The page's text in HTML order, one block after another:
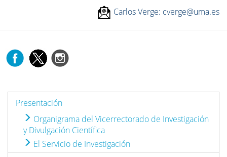
Carlos Verge: cverge@uma.es
Presentación
Organigrama del Vicerrectorado de Investigación
y Divulgación Científica
El Servicio de Investigación